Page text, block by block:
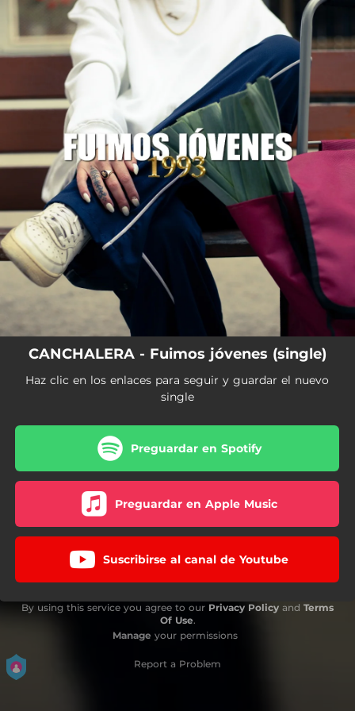
You're all set!
CANCHALERA - Fuimos jóvenes (single)
Haz clic en los enlaces para seguir y guardar el nuevo
single
Preguardar en Spotify
Preguardar en Apple Music
Suscribirse al canal de Youtube
By using this service you agree to our Privacy Policy and Terms
Of Use.
Manage your permissions
Report a Problem